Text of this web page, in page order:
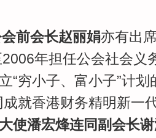
前会长赵丽娟亦有出
年担任公会社会义
“穷小子、富小子”计
就香港财务精明新一
使潘宏烽连同副会长